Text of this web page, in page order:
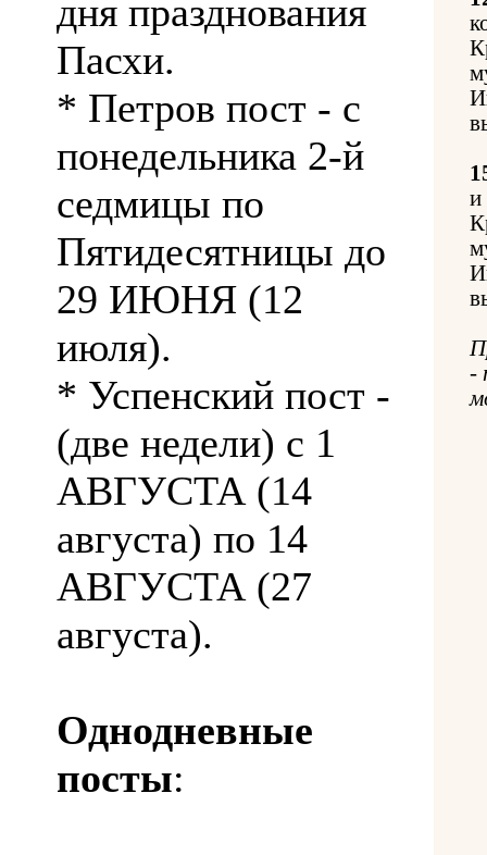
дня празднования
Пасхи.
* Петров пост - с
понедельника 2-й
седмицы по
Пятидесятницы до
29 ИЮНЯ (12
июля).
* Успенский пост -
(две недели) с 1
АВГУСТА (14
августа) по 14
АВГУСТА (27
августа).
Однодневные
посты:
и
-